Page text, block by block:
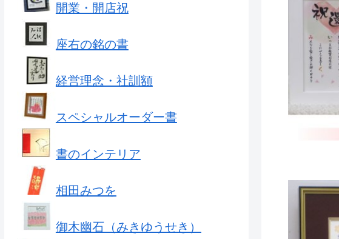
開業・開店祝
座右の銘の書
経営理念・社訓額
スペシャルオーダー書
書のインテリア
相田みつを
御木幽石（みきゆうせき）